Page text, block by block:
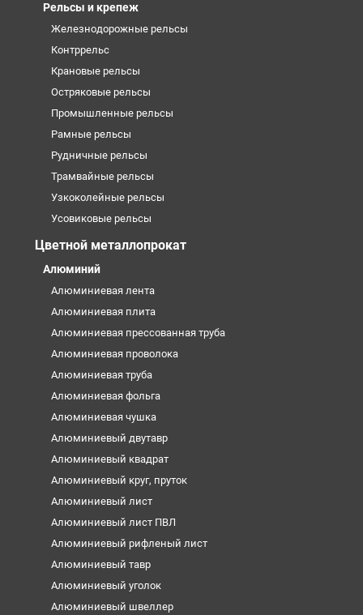
Рельсы и крепеж
Железнодорожные рельсы
Контррельс
Крановые рельсы
Остряковые рельсы
Промышленные рельсы
Рамные рельсы
Рудничные рельсы
Трамвайные рельсы
Узкоколейные рельсы
Усовиковые рельсы
Цветной металлопрокат
Алюминий
Алюминиевая лента
Алюминиевая плита
Алюминиевая прессованная труба
Алюминиевая проволока
Алюминиевая труба
Алюминиевая фольга
Алюминиевая чушка
Алюминиевый двутавр
Алюминиевый квадрат
Алюминиевый круг, пруток
Алюминиевый лист
Алюминиевый лист ПВЛ
Алюминиевый рифленый лист
Алюминиевый тавр
Алюминиевый уголок
Алюминиевый швеллер